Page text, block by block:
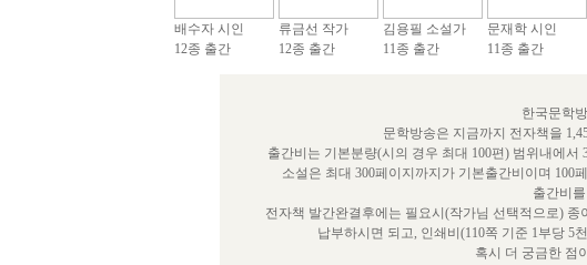
배수자 시인
12종 출간
류금선 작가
12종 출간
김용필 소설가
11종 출간
문재학 시인
11종 출간
한국문학
문학방송은 지금까지 전자책을
출간비는 기본분량(시의 경우 최대 100편) 범위내에
소설은 최대 300페이지까지가 기본출간비이며 100
출간비
전자책 발간완결후에는 필요시(작가님 선택적으로)
납부하시면 되고, 인쇄비(110쪽 기준 1부당 5
혹시 더 궁금한 점